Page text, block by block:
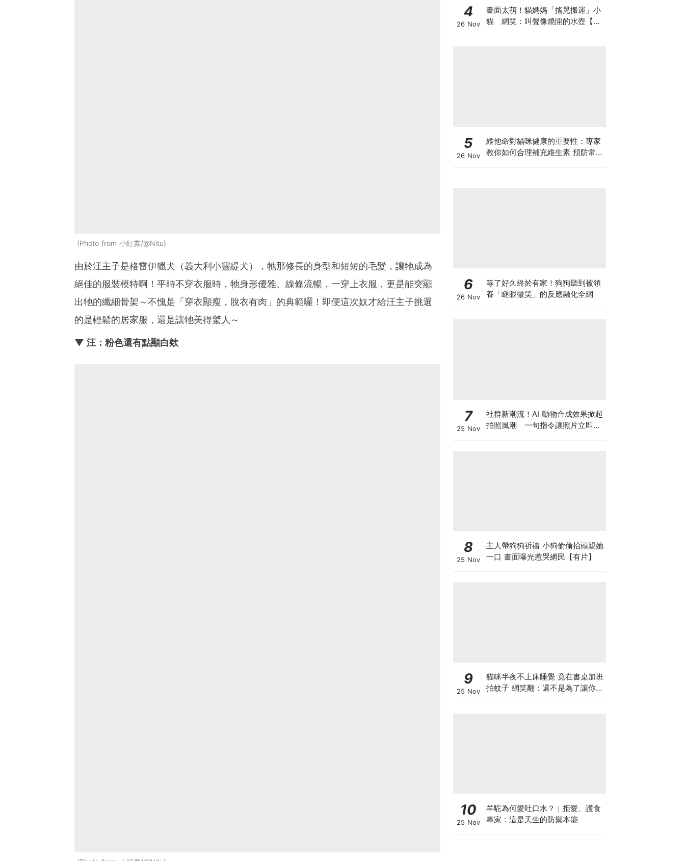
Photo from 小紅書/@Nitu
由於汪主子是格雷伊獵犬（義大利小靈緹犬），牠那修長的身型和短短的毛髮，讓牠成為
絕佳的服裝模特啊！平時不穿衣服時，牠身形優雅、線條流暢，一穿上衣服，更是能突顯
出牠的纖細骨架～不愧是「穿衣顯瘦，脫衣有肉」的典範囉！即便這次奴才給汪主子挑選
的是輕鬆的居家服，還是讓牠美得驚人～
▼ 汪：粉色還有點顯白欸
4
26 Nov
畫面太萌！貓媽媽「搖晃搬運」小
貓 網笑：叫聲像燒開的水壺【有
5
26 Nov
維他命對貓咪健康的重要性：專家
教你如何合理補充維生素 預防常見
6
26 Nov
等了好久終於有家！狗狗聽到被領
養「瞇眼微笑」的反應融化全網
7
25 Nov
社群新潮流！AI 動物合成效果掀起
拍照風潮 一句指令讓照片立即升
8
25 Nov
主人帶狗狗祈禱 小狗偷偷抬頭親她
一口 畫面曝光惹哭網民【有片】
9
25 Nov
貓咪半夜不上床睡覺 竟在書桌加班
拍蚊子 網笑翻：還不是為了讓你睡
10
25 Nov
羊駝為何愛吐口水？｜拒愛、護食
專家：這是天生的防禦本能